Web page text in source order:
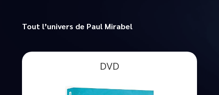
Tout l’univers de Paul Mirabel
DVD